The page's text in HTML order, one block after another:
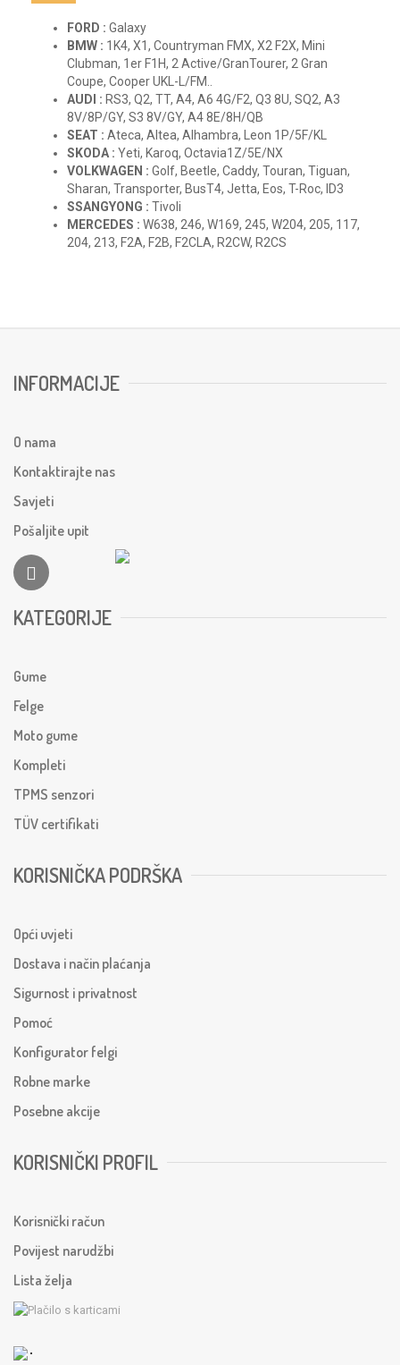
FORD : Galaxy
BMW : 1K4, X1, Countryman FMX, X2 F2X, Mini
Clubman, 1er F1H, 2 Active/GranTourer, 2 Gran
Coupe, Cooper UKL-L/FM..
AUDI : RS3, Q2, TT, A4, A6 4G/F2, Q3 8U, SQ2, A3
8V/8P/GY, S3 8V/GY, A4 8E/8H/QB
SEAT : Ateca, Altea, Alhambra, Leon 1P/5F/KL
SKODA : Yeti, Karoq, Octavia1Z/5E/NX
VOLKWAGEN : Golf, Beetle, Caddy, Touran, Tiguan,
Sharan, Transporter, BusT4, Jetta, Eos, T-Roc, ID3
SSANGYONG : Tivoli
MERCEDES : W638, 246, W169, 245, W204, 205, 117,
204, 213, F2A, F2B, F2CLA, R2CW, R2CS
INFORMACIJE
O nama
Kontaktirajte nas
Savjeti
Pošaljite upit
KATEGORIJE
Gume
Felge
Moto gume
Kompleti
TPMS senzori
TÜV certifikati
KORISNIČKA PODRŠKA
Opći uvjeti
Dostava i način plaćanja
Sigurnost i privatnost
Pomoć
Konfigurator felgi
Robne marke
Posebne akcije
KORISNIČKI PROFIL
Korisnički račun
Povijest narudžbi
Lista želja